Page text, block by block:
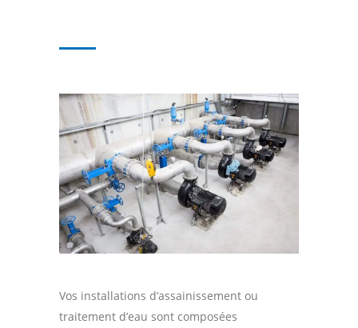
Vos installations d’assainissement ou
traitement d’eau sont composées